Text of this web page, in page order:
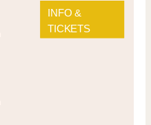
INFO &
TICKETS